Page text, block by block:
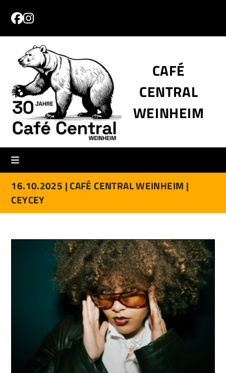
content
Facebook
Instagram
CAFÉ
CENTRAL
WEINHEIM
16.10.2025 | CAFÉ CENTRAL WEINHEIM |
CEYCEY